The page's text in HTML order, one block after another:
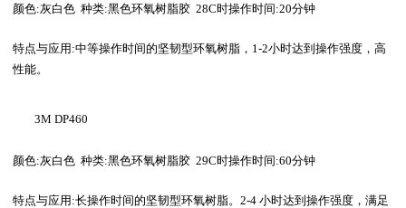
颜色:灰白色 种类:黑色环氧树脂胶 28C时操作时间:20分钟
特点与应用:中等操作时间的坚韧型环氧树脂， 1-2小时达到操作强度，高
性能。
3M DP460
颜色:灰白色 种类:黑色环氧树脂胶 29C时操作时间:60分钟
特点与应用:长操作时间的坚韧型环氧树脂。2-4 小时达到操作强度，满足